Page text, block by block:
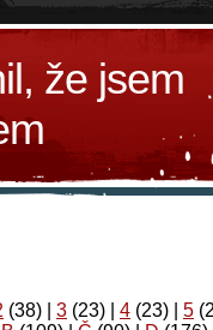
že jsem
(38) 3 (23) 4 (23) 5